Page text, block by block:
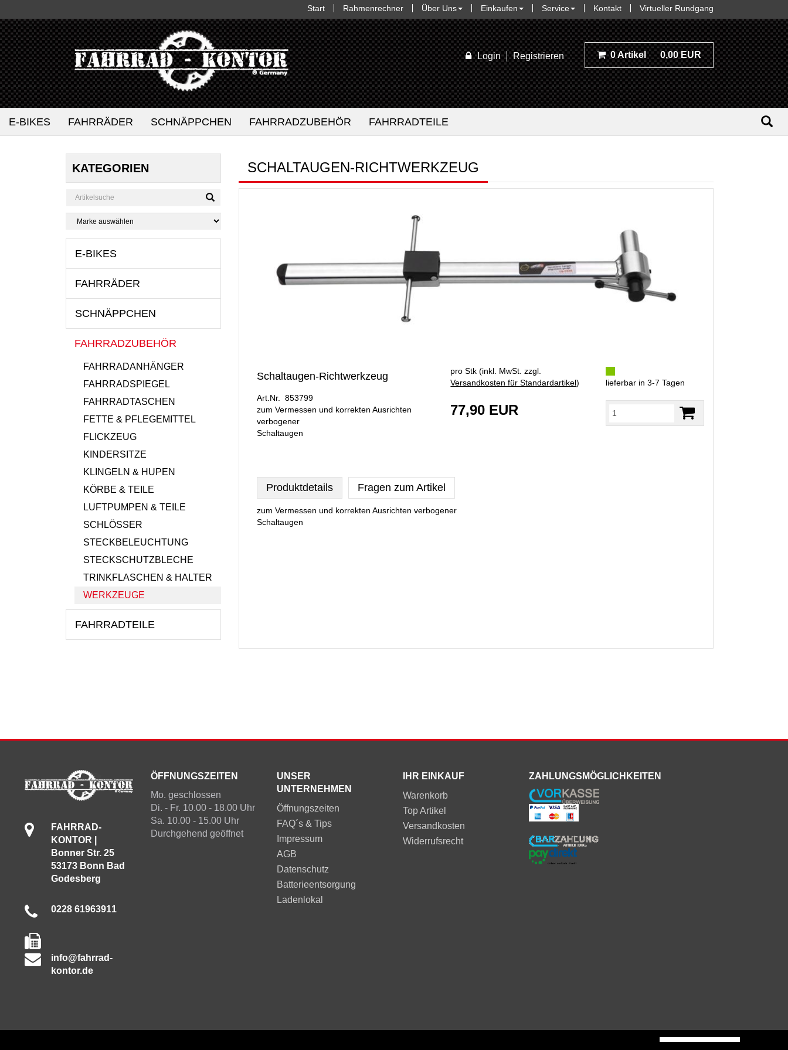
Start Rahmenrechner Über Uns Einkaufen Service Kontakt Virtueller Rundgang
Login Registrieren 0 Artikel 0,00 EUR
E-BIKES FAHRRÄDER SCHNÄPPCHEN FAHRRADZUBEHÖR FAHRRADTEILE
KATEGORIEN
E-BIKES
FAHRRÄDER
SCHNÄPPCHEN
FAHRRADZUBEHÖR
FAHRRADANHÄNGER
FAHRRADSPIEGEL
FAHRRADTASCHEN
FETTE & PFLEGEMITTEL
FLICKZEUG
KINDERSITZE
KLINGELN & HUPEN
KÖRBE & TEILE
LUFTPUMPEN & TEILE
SCHLÖSSER
STECKBELEUCHTUNG
STECKSCHUTZBLECHE
TRINKFLASCHEN & HALTER
WERKZEUGE
FAHRRADTEILE
SCHALTAUGEN-RICHTWERKZEUG
Schaltaugen-Richtwerkzeug
Art.Nr. 853799
zum Vermessen und korrekten Ausrichten
verbogener
Schaltaugen
pro Stk (inkl. MwSt. zzgl.
Versandkosten für Standardartikel)
77,90 EUR
lieferbar in 3-7 Tagen
Produktdetails Fragen zum Artikel
zum Vermessen und korrekten Ausrichten verbogener
Schaltaugen
FAHRRAD-
KONTOR |
Bonner Str. 25
53173 Bonn Bad
Godesberg
0228 61963911
info@fahrrad-
kontor.de
ÖFFNUNGSZEITEN
Mo. geschlossen
Di. - Fr. 10.00 - 18.00 Uhr
Sa. 10.00 - 15.00 Uhr
Durchgehend geöffnet
UNSER
UNTERNEHMEN
Öffnungszeiten
FAQ´s & Tips
Impressum
AGB
Datenschutz
Batterieentsorgung
Ladenlokal
IHR EINKAUF
Warenkorb
Top Artikel
Versandkosten
Widerrufsrecht
ZAHLUNGSMÖGLICHKEITEN